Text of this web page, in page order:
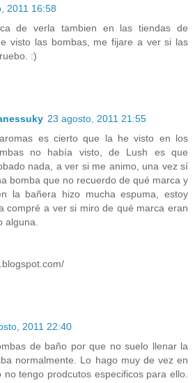
2011 16:58
de verla tambien en las tiendas de
visto las bombas, me fijare a ver si las
:)
23 agosto, 2011 21:55
es cierto que la he visto en los
no había visto, de Lush es que
nada, a ver si me animo, una vez sí
bomba que no recuerdo de qué marca y
la bañera hizo mucha espuma, estoy
compré a ver si miro de qué marca eran
alguna.
2011 22:40
de baño por que no suelo llenar la
normalmente. Lo hago muy de vez en
tengo prodcutos especificos para ello.